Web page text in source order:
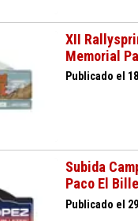
XII
Memorial
Publicado el
Subida
Paco El
Publicado el